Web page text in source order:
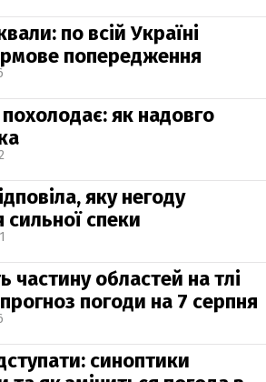
по всій Україні
попередження
як надовго
яку негоду
сильної спеки
частину областей на тлі
погоди на 7 серпня
синоптики